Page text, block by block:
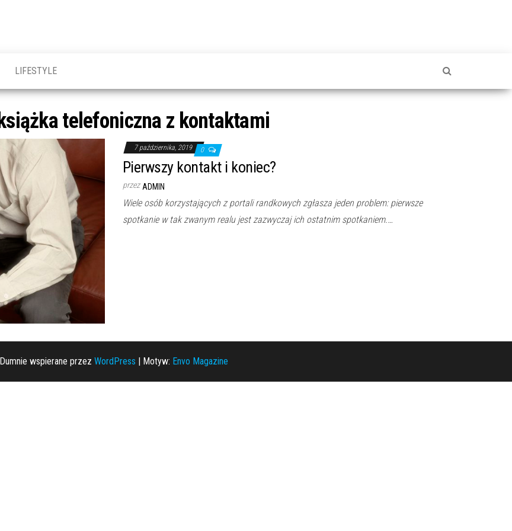
LIFESTYLE
książka telefoniczna z kontaktami
7 października, 2019 0
Pierwszy kontakt i koniec?
przez ADMIN
Wiele osób korzystających z portali randkowych zgłasza jeden problem: pierwsze
spotkanie w tak zwanym realu jest zazwyczaj ich ostatnim spotkaniem.…
Dumnie wspierane przez WordPress Motyw: Envo Magazine